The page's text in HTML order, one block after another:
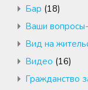
Бар (18)
Ваши
Вид на
Видео (16)
Гражданство